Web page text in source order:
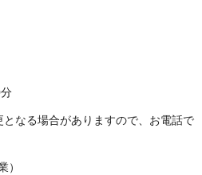
なる場合がありますので、お電話で
）